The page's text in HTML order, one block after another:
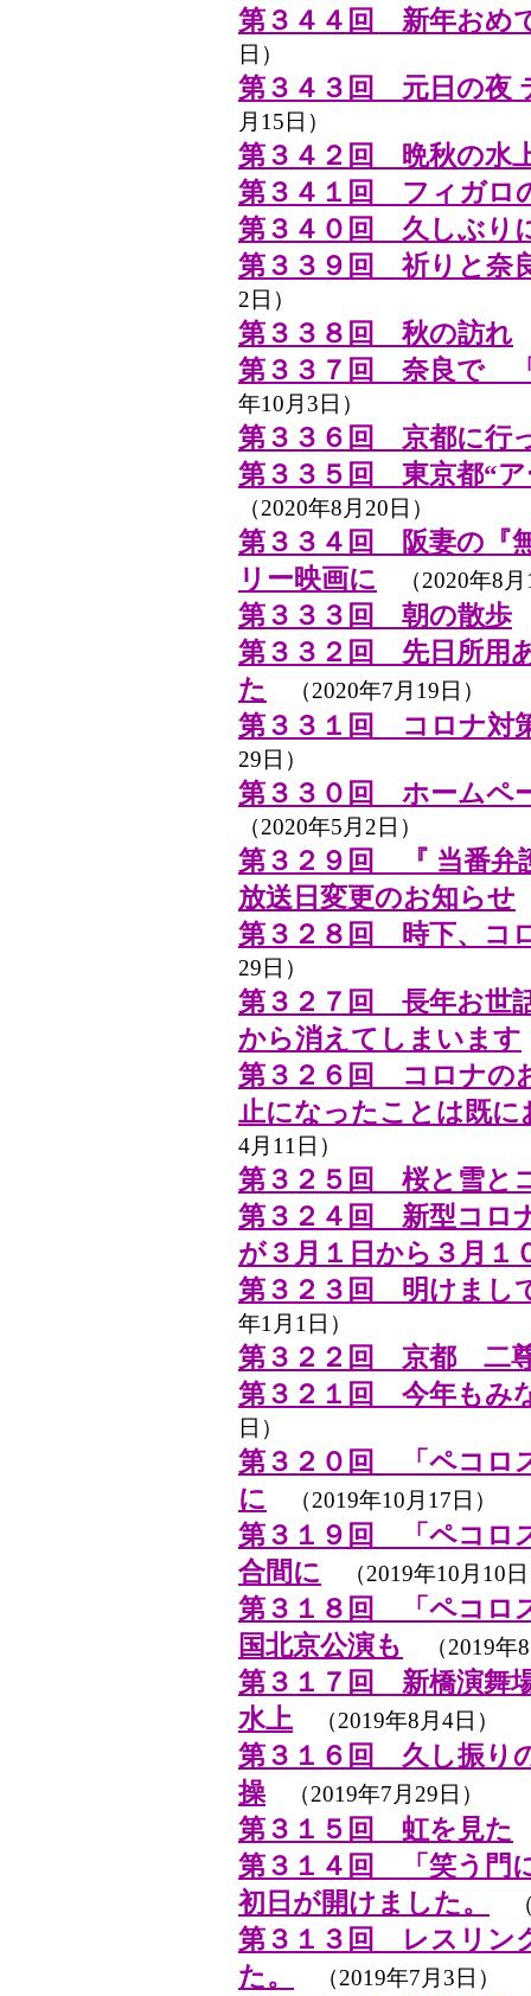
第３４４回 新年おめ
日）
第３４３回 元日の夜
月15日）
第３４２回 晩秋の水
第３４１回 フィガロ
第３４０回 久しぶり
第３３９回 祈りと奈
2日）
第３３８回 秋の訪れ
第３３７回 奈良で
年10月3日）
第３３６回 京都に行
第３３５回 東京都“ア
（2020年8月20日）
第３３４回 阪妻の『
リー映画に （2020年8月
第３３３回 朝の散歩
第３３２回 先日所用
た
（2020年7月19日）
第３３１回 コロナ対
29日）
第３３０回 ホームペ
（2020年5月2日）
第３２９回 『 当番弁
放送日変更のお知らせ
第３２８回 時下、コ
29日）
第３２７回 長年お世
から消えてしまいます
第３２６回 コロナの
止になったことは既
4月11日）
第３２５回 桜と雪と
第３２４回 新型コロ
が３月１日から３月１
第３２３回 明けまし
年1月1日）
第３２２回 京都 二
第３２１回 今年もみ
日）
第３２０回 「ペコロ
に （2019年10月17日）
第３１９回 「ペコロ
合間に （2019年10月10
第３１８回 「ペコロ
国北京公演も
（2019年
第３１７回 新橋演舞
水上 （2019年8月4日）
第３１６回 久し振り
操 （2019年7月29日）
第３１５回 虹を見た
第３１４回 「笑う門
初日が開けました。
（
第３１３回 レスリン
た。
（2019年7月3日）